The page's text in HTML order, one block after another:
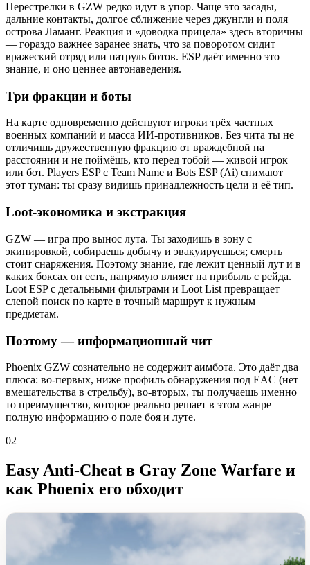
Перестрелки в GZW редко идут в упор. Чаще это засады,
дальние контакты, долгое сближение через джунгли и поля
острова Ламанг. Реакция и «доводка прицела» здесь вторичны
— гораздо важнее заранее знать, что за поворотом сидит
вражеский отряд или патруль ботов. ESP даёт именно это
знание, и оно ценнее автонаведения.
Три фракции и боты
На карте одновременно действуют игроки трёх частных
военных компаний и масса ИИ-противников. Без чита ты не
отличишь дружественную фракцию от враждебной на
расстоянии и не поймёшь, кто перед тобой — живой игрок
или бот. Players ESP с Team Name и Bots ESP (Ai) снимают
этот туман: ты сразу видишь принадлежность цели и её тип.
Loot-экономика и экстракция
GZW — игра про вынос лута. Ты заходишь в зону с
экипировкой, собираешь добычу и эвакуируешься; смерть
стоит снаряжения. Поэтому знание, где лежит ценный лут и в
каких боксах он есть, напрямую влияет на прибыль с рейда.
Loot ESP с детальными фильтрами и Loot List превращает
слепой поиск по карте в точный маршрут к нужным
предметам.
Поэтому — информационный чит
Phoenix GZW сознательно не содержит аимбота. Это даёт два
плюса: во-первых, ниже профиль обнаружения под EAC (нет
вмешательства в стрельбу), во-вторых, ты получаешь именно
то преимущество, которое реально решает в этом жанре —
полную информацию о поле боя и луте.
02
Easy Anti-Cheat в Gray Zone Warfare и
как Phoenix его обходит